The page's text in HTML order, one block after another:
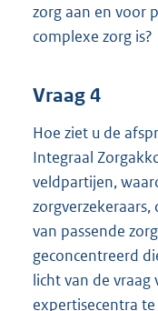
zorg aan en voor
complexe zorg is?
Vraag 4
Hoe ziet u de
Integraal
veldpartijen,
van passende
geconcentreerd
licht van de
expertisecentra